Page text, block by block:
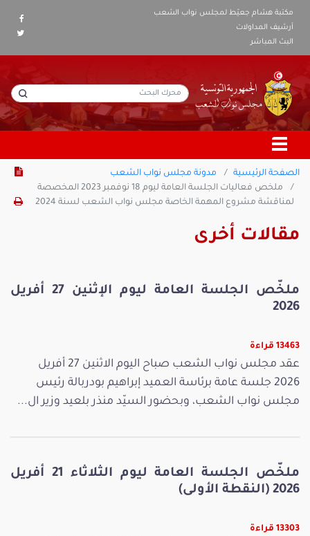
مكتبة هشام جعيّط لمجلس نواب الشعب
أرشيف المداولات
البث المباشر
الصفحة الرئيسية
مدونة مجلس نواب الشعب
ملخص فعاليات الجلسة العامة ليوم 18 نوفمبر 2023 المخصصة
لمناقشة مشروع المهمة الخاصة مجلس نواب الشعب لسنة 2024
مقالات أخرى
ملخّص الجلسة العامة ليوم الإثنين 27 أفريل
2026
13463 قراءة
عقد مجلس نواب الشعب صباح اليوم الاثنين 27 أفريل
2026 جلسة عامة برئاسة العميد إبراهيم بودربالة رئيس
مجلس نواب الشعب، وبحضور السيّد منذر بلعيد وزير ال...
ملخّص الجلسة العامة ليوم الثلاثاء 21 أفريل
2026 (النقطة الأولى)
13303 قراءة